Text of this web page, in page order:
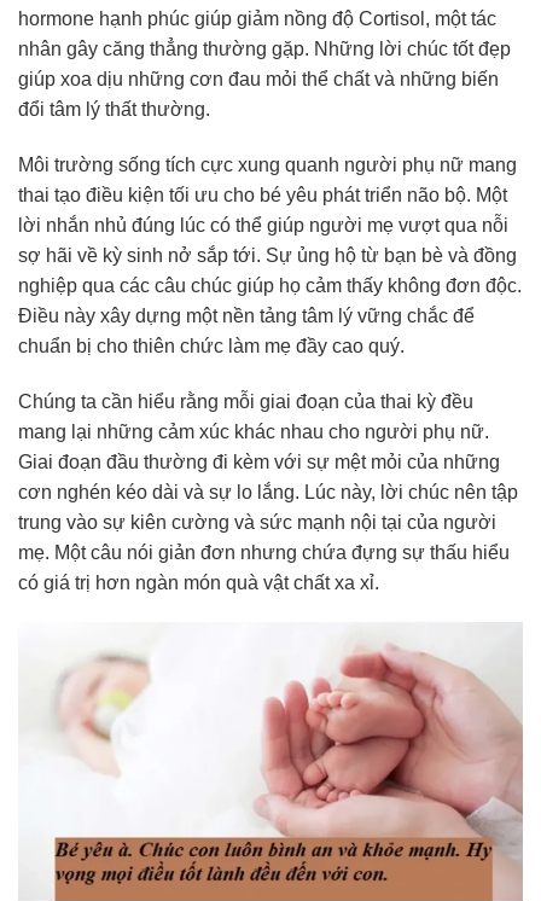
hormone hạnh phúc giúp giảm nồng độ Cortisol, một tác
nhân gây căng thẳng thường gặp. Những lời chúc tốt đẹp
giúp xoa dịu những cơn đau mỏi thể chất và những biến
đổi tâm lý thất thường.
Môi trường sống tích cực xung quanh người phụ nữ mang
thai tạo điều kiện tối ưu cho bé yêu phát triển não bộ. Một
lời nhắn nhủ đúng lúc có thể giúp người mẹ vượt qua nỗi
sợ hãi về kỳ sinh nở sắp tới. Sự ủng hộ từ bạn bè và đồng
nghiệp qua các câu chúc giúp họ cảm thấy không đơn độc.
Điều này xây dựng một nền tảng tâm lý vững chắc để
chuẩn bị cho thiên chức làm mẹ đầy cao quý.
Chúng ta cần hiểu rằng mỗi giai đoạn của thai kỳ đều
mang lại những cảm xúc khác nhau cho người phụ nữ.
Giai đoạn đầu thường đi kèm với sự mệt mỏi của những
cơn nghén kéo dài và sự lo lắng. Lúc này, lời chúc nên tập
trung vào sự kiên cường và sức mạnh nội tại của người
mẹ. Một câu nói giản đơn nhưng chứa đựng sự thấu hiểu
có giá trị hơn ngàn món quà vật chất xa xỉ.